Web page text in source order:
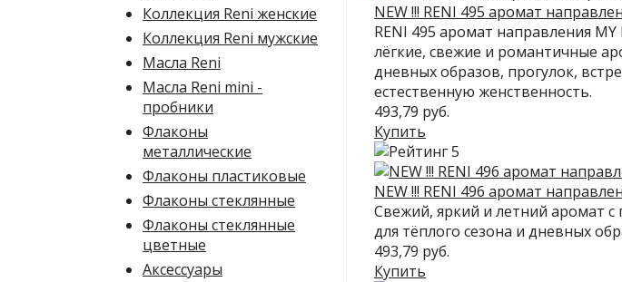
Коллекция Reni женские
Коллекция Reni мужские
Масла Reni
Масла Reni mini -
пробники
Флаконы
металлические
Флаконы пластиковые
Флаконы стеклянные
Флаконы стеклянные
цветные
Аксессуары
NEW !!! RENI 495 аромат
RENI 495 аромат направления
лёгкие, свежие и романтичные
дневных образов, прогулок,
естественную женственность.
493,79 руб.
Купить
NEW !!! RENI 496 аромат
Свежий, яркий и летний аромат
для тёплого сезона и дневных
493,79 руб.
Купить